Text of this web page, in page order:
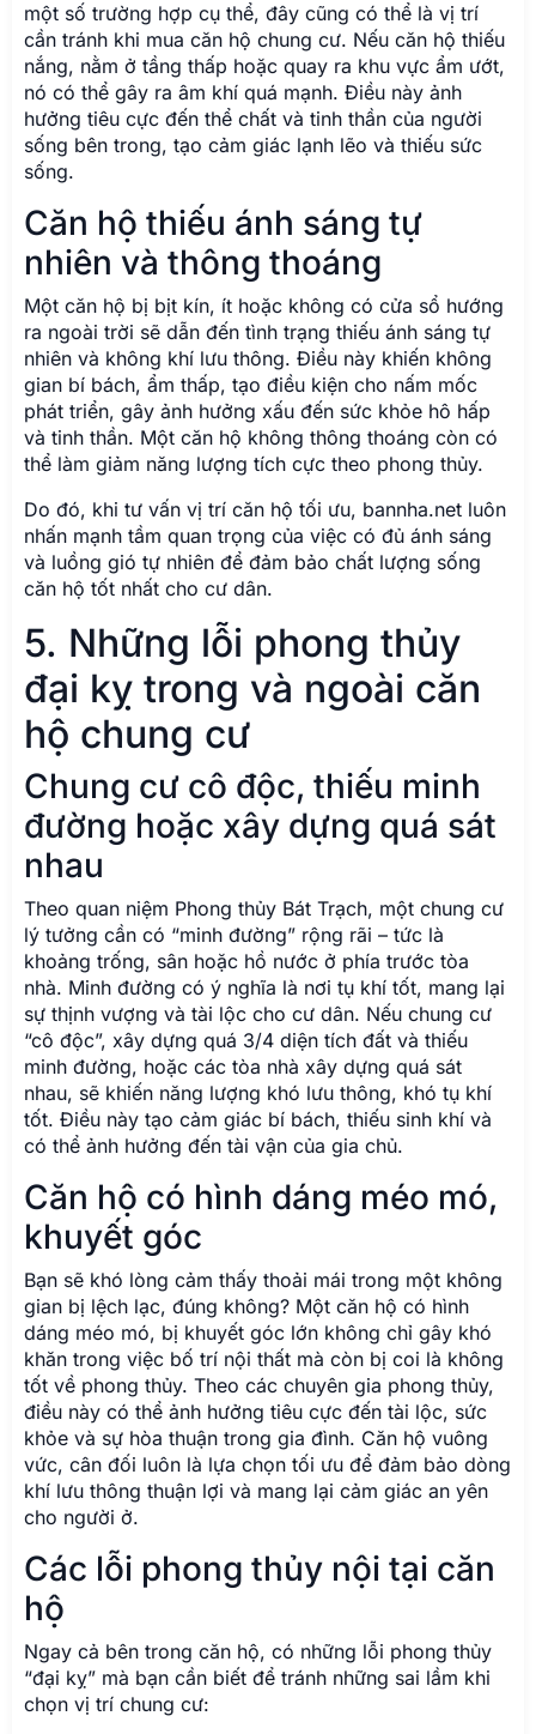
một số trường hợp cụ thể, đây cũng có thể là vị trí
cần tránh khi mua căn hộ chung cư. Nếu căn hộ thiếu
nắng, nằm ở tầng thấp hoặc quay ra khu vực ẩm ướt,
nó có thể gây ra âm khí quá mạnh. Điều này ảnh
hưởng tiêu cực đến thể chất và tinh thần của người
sống bên trong, tạo cảm giác lạnh lẽo và thiếu sức
sống.
Căn hộ thiếu ánh sáng tự
nhiên và thông thoáng
Một căn hộ bị bịt kín, ít hoặc không có cửa sổ hướng
ra ngoài trời sẽ dẫn đến tình trạng thiếu ánh sáng tự
nhiên và không khí lưu thông. Điều này khiến không
gian bí bách, ẩm thấp, tạo điều kiện cho nấm mốc
phát triển, gây ảnh hưởng xấu đến sức khỏe hô hấp
và tinh thần. Một căn hộ không thông thoáng còn có
thể làm giảm năng lượng tích cực theo phong thủy.
Do đó, khi tư vấn vị trí căn hộ tối ưu, bannha.net luôn
nhấn mạnh tầm quan trọng của việc có đủ ánh sáng
và luồng gió tự nhiên để đảm bảo chất lượng sống
căn hộ tốt nhất cho cư dân.
5. Những lỗi phong thủy
đại kỵ trong và ngoài căn
hộ chung cư
Chung cư cô độc, thiếu minh
đường hoặc xây dựng quá sát
nhau
Theo quan niệm Phong thủy Bát Trạch, một chung cư
lý tưởng cần có “minh đường” rộng rãi – tức là
khoảng trống, sân hoặc hồ nước ở phía trước tòa
nhà. Minh đường có ý nghĩa là nơi tụ khí tốt, mang lại
sự thịnh vượng và tài lộc cho cư dân. Nếu chung cư
“cô độc”, xây dựng quá 3/4 diện tích đất và thiếu
minh đường, hoặc các tòa nhà xây dựng quá sát
nhau, sẽ khiến năng lượng khó lưu thông, khó tụ khí
tốt. Điều này tạo cảm giác bí bách, thiếu sinh khí và
có thể ảnh hưởng đến tài vận của gia chủ.
Căn hộ có hình dáng méo mó,
khuyết góc
Bạn sẽ khó lòng cảm thấy thoải mái trong một không
gian bị lệch lạc, đúng không? Một căn hộ có hình
dáng méo mó, bị khuyết góc lớn không chỉ gây khó
khăn trong việc bố trí nội thất mà còn bị coi là không
tốt về phong thủy. Theo các chuyên gia phong thủy,
điều này có thể ảnh hưởng tiêu cực đến tài lộc, sức
khỏe và sự hòa thuận trong gia đình. Căn hộ vuông
vức, cân đối luôn là lựa chọn tối ưu để đảm bảo dòng
khí lưu thông thuận lợi và mang lại cảm giác an yên
cho người ở.
Các lỗi phong thủy nội tại căn
hộ
Ngay cả bên trong căn hộ, có những lỗi phong thủy
“đại kỵ” mà bạn cần biết để tránh những sai lầm khi
chọn vị trí chung cư: